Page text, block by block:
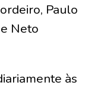
Paulo
Neto
às